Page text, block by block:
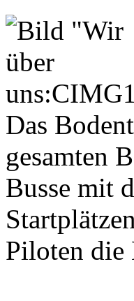
Das
gesamten
Busse mit
Piloten die